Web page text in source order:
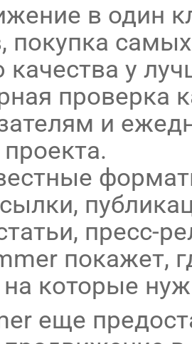
в один
покупка
качества у
проверка
и
пресс-
покажет,
которые
еще